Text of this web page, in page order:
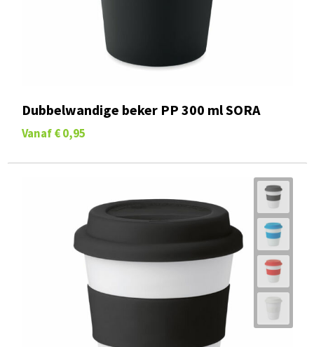
Dubbelwandige beker PP 300 ml SORA
Vanaf € 0,95